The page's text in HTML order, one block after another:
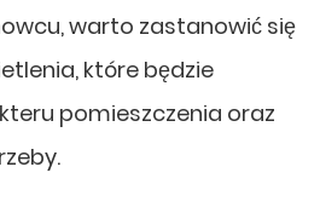
warto zastanowić się
które będzie
pomieszczenia oraz